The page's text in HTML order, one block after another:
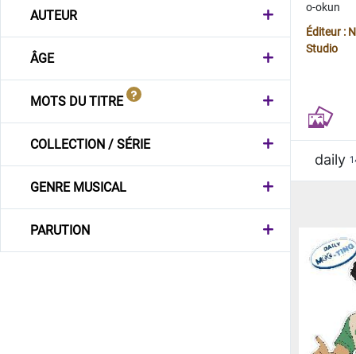
AUTEUR
ÂGE
MOTS DU TITRE
COLLECTION / SÉRIE
GENRE MUSICAL
PARUTION
o-okun
Éditeur :
Studio
daily